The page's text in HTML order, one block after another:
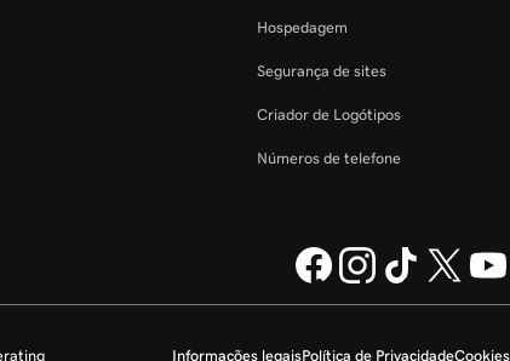
Hospedagem
Segurança de sites
Criador de Logótipos
Números de telefone
Informações legaisPolítica de PrivacidadeCookies